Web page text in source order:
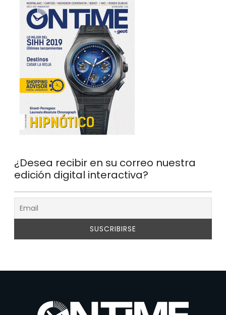
¿Desea recibir en su correo nuestra
edición digital interactiva?